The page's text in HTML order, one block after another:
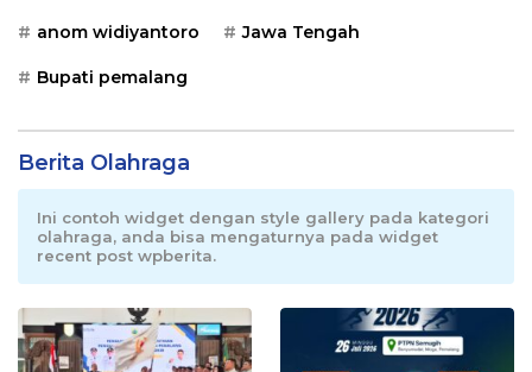
anom widiyantoro Jawa Tengah
Bupati pemalang
Berita Olahraga
Ini contoh widget dengan style gallery pada kategori
olahraga, anda bisa mengaturnya pada widget
recent post wpberita.